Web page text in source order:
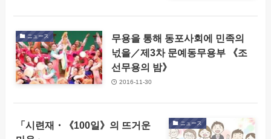
ニュース
무용을 통해 동포사회에 민족의
넋을／제3차 문예동무용부 《조
선무용의 밤》
2016-11-30
ニュース
「시련재・《100일》의 뜨거운